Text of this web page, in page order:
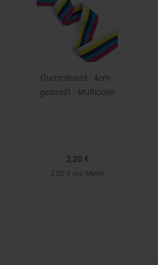
Gummiband - 4cm -
gestreift - Multicolor
2,20 €
2,20 € pro Meter